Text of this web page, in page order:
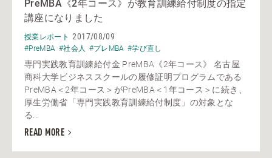
PreMBA《2年コース》が教育訓練給付制度の指定
講座になりました
授業レポート 2017/08/09
#PreMBA #社会人 #プレMBA #学び直し
専門実践教育訓練給付金 PreMBA《2年コース》 名古屋
商科大学ビジネススクールの履修証明プログラムである
PreMBA＜2年コース＞がPreMBA＜1年コース＞に続き、
厚生労働省「専門実践教育訓練給付制度」の対象とな
る...
READ MORE